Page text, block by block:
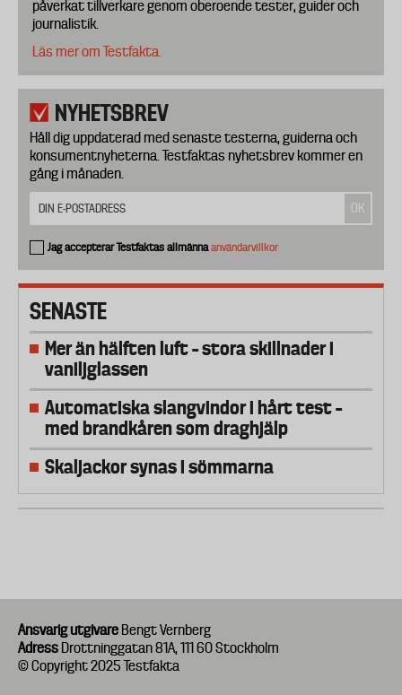
påverkat tillverkare genom oberoende tester, guider och
journalistik.
Läs mer om Testfakta.
NYHETSBREV
Håll dig uppdaterad med senaste testerna, guiderna och
konsumentnyheterna. Testfaktas nyhetsbrev kommer en
gång i månaden.
Jag accepterar Testfaktas allmännaanvändarvillkor
SENASTE
Mer än hälften luft – stora skillnader i
vaniljglassen
Automatiska slangvindor i hårt test –
med brandkåren som draghjälp
Skaljackor synas i sömmarna
Ansvarig utgivare Bengt Vernberg
Adress Drottninggatan 81A, 111 60 Stockholm
© Copyright 2025 Testfakta